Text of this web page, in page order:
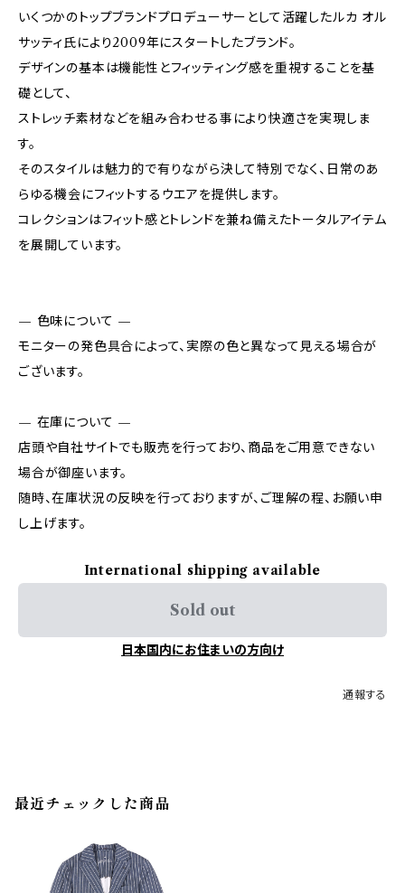
いくつかのトップブランドプロデューサーとして活躍したルカ オル
サッティ氏により2009年にスタートしたブランド。
デザインの基本は機能性とフィッティング感を重視することを基
礎として、
ストレッチ素材などを組み合わせる事により快適さを実現しま
す。
そのスタイルは魅力的で有りながら決して特別でなく、日常のあ
らゆる機会にフィットするウエアを提供します。
コレクションはフィット感とトレンドを兼ね備えたトータルアイテム
を展開しています。
— 色味について —
モニターの発色具合によって、実際の色と異なって見える場合が
ございます。
— 在庫について —
店頭や自社サイトでも販売を行っており、商品をご用意できない
場合が御座います。
随時、在庫状況の反映を行っておりますが、ご理解の程、お願い申
し上げます。
International shipping available
Sold out
日本国内にお住まいの方向け
通報する
最近チェックした商品